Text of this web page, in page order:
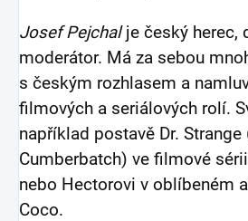
Josef Pejchalje český herec,
moderátor. Má za sebou
s českým rozhlasem a
filmových a seriálových rolí.
například postavě Dr.
Cumberbatch) ve filmové
nebo Hectorovi v oblíbeném
Coco.